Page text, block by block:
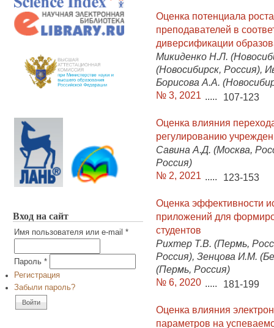
Вход на сайт
Имя пользователя или e-mail *
Пароль *
Регистрация
Забыли пароль?
Оценка потенциала
преподавателей в
диверсификации
Микиденко Н.Л.
(Новосибирск, Россия),
Борисова А.А.
№ 3, 2021 ..... 107-123
Оценка влияния
регулированию
Савина А.Д. (Москва,
Россия)
№ 2, 2021 ..... 123-153
Оценка эффективности
приложений для
студентов
Рихтер Т.В. (Пермь,
Россия), Зенцова И.М.
(Пермь, Россия)
№ 6, 2020 ..... 181-199
Оценка влияния
параметров на